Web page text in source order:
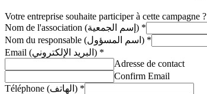
Votre entreprise souhaite participer à cette campagne
Nom de l'association (إسم الجمعية) *
Nom du responsable (اسم المسؤول) *
Email (البريد الإلكتروني) *
Adresse de contact
Confirm Email
Téléphone (الهاتف) *